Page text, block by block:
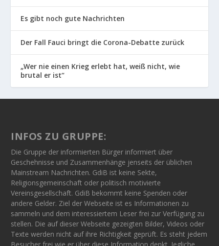
Es gibt noch gute Nachrichten
Der Fall Fauci bringt die Corona-Debatte zurück
„Wer nie einen Krieg erlebt hat, weiß nicht, wie
brutal er ist“
INFOS ZU GRUPPE:
Die Gruppe der informierten Bürger informiert über
Geschehnisse und Zusammenhänge jenseits der üblichen
Mainstream Nachrichten. GdiB ist keine Sekte,
Religionsgemeinschaft oder politisch motivierte
Vereinsgesellschaft. GdiB bekommt keine Spenden oder
andere Gelder. Ziel der Webseite ist es Informationen zu
sammeln und dem interessiertem Leser frei zur Verfügung zu
stellen. Die auf dieser Webseite gezeigten Bilder, Videos oder
Texte werden nicht auf ihre Richtigkeit geprüft. Es steht jedem